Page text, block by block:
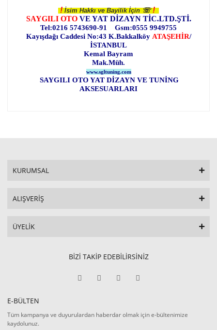
! İsim Hakkı ve Bayilik İçin☏ !
SAYGILI OTOVE YAT DİZAYN TİC.LTD.ŞTİ.
Tel:0216 5743690-91 Gsm:0555 9949755
Kayışdağı Caddesi No:43 K.Bakkalköy ATAŞEHİR/
İSTANBUL
Kemal Bayram
Mak.Müh.
www.sgltuning.com
SAYGILI OTO YAT DİZAYN VE TUNİNG
AKSESUARLARI
KURUMSAL
ALIŞVERİŞ
ÜYELİK
BİZİ TAKİP EDEBİLİRSİNİZ
E-BÜLTEN
Tüm kampanya ve duyurulardan haberdar olmak için e-bültenimize
kaydolunuz.